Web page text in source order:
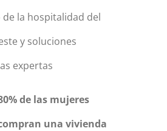
la hospitalidad del
y soluciones
expertas
de las mujeres
una vivienda